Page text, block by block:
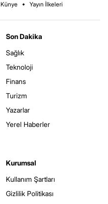
Künye Yayın İlkeleri
Son Dakika
Sağlık
Teknoloji
Finans
Turizm
Yazarlar
Yerel Haberler
Kurumsal
Kullanım Şartları
Gizlilik Politikası